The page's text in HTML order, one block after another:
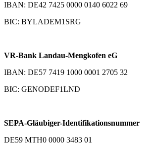
IBAN: DE42 7425 0000 0140 6022 69
BIC: BYLADEM1SRG
VR-Bank Landau-Mengkofen eG
IBAN: DE57 7419 1000 0001 2705 32
BIC: GENODEF1LND
SEPA-Gläubiger-Identifikationsnummer
DE59 MTH0 0000 3483 01